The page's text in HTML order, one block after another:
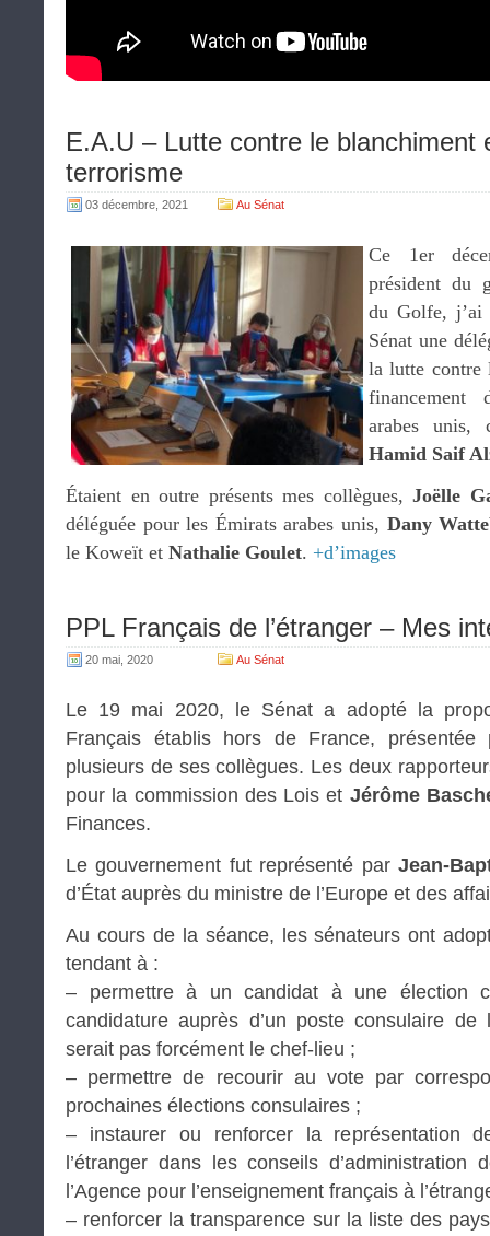
E.A.U – Lutte contre le blanchiment
terrorisme
03 décembre, 2021 Au Sénat
Ce 1er
président du
du Golfe, j’ai
Sénat une
la lutte contre
financement
arabes unis,
Hamid Saif
Étaient en outre présents mes collègues, Joëlle
déléguée pour les Émirats arabes unis, Dany
le Koweït et Nathalie Goulet. +d’images
PPL Français de l’étranger – Mes
20 mai, 2020 Au Sénat
Le 19 mai 2020, le Sénat a adopté la
Français établis hors de France,
plusieurs de ses collègues. Les deux
pour la commission des Lois et Jérôme
Finances.
Le gouvernement fut représenté parJean-
d’État auprès du ministre de l’Europe et des
Au cours de la séance, les sénateurs ont
tendant à :
– permettre à un candidat à une élection
candidature auprès d’un poste consulaire de
serait pas forcément le chef-lieu ;
– permettre de recourir au vote par
prochaines élections consulaires ;
– instaurer ou renforcer la représentation
l’étranger dans les conseils
l’Agence pour l’enseignement français à
– renforcer la transparence sur la liste des